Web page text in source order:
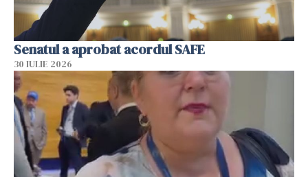
Senatul a aprobat acordul SAFE
30 IULIE 2026